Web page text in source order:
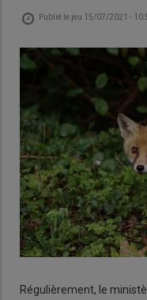
Publié le jeu 15/07/2021 -
Régulièrement, le